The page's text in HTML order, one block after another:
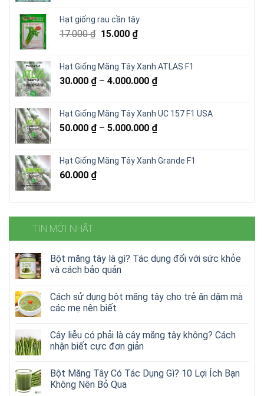
24.000 ₫.là:
20.000 ₫.
Hạt giống rau cần tây
17.000₫ Giá
17.000 ₫.
15.000 ₫Giá
là:
15.000 ₫.
Hạt Giống Măng Tây Xanh ATLAS F1
30.000 ₫– 4.000.000 ₫
Hạt Giống Măng Tây Xanh UC 157 F1 USA
50.000 ₫– 5.000.000 ₫
Hạt Giống Măng Tây Xanh Grande F1
60.000 ₫
TIN MỚI NHẤT
Bột măng tây là gì? Tác dụng đối với sức khỏe
và cách bảo quản
Cách sử dụng bột măng tây cho trẻ ăn dặm mà
các mẹ nên biết
Cây liễu có phải là cây măng tây không? Cách
nhận biết cực đơn giản
Bột Măng Tây Có Tác Dụng Gì? 10 Lợi Ích Bạn
Không Nên Bỏ Qua